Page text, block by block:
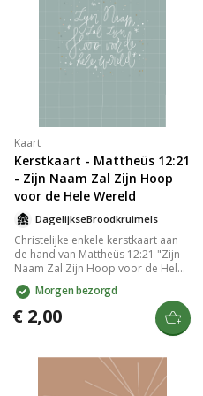
Kaart
Kerstkaart - Mattheüs 12:21
- Zijn Naam Zal Zijn Hoop
voor de Hele Wereld
DagelijkseBroodkruimels
Christelijke enkele kerstkaart aan
de hand van Mattheüs 12:21 "Zijn
Naam Zal Zijn Hoop voor de Hele
Wereld." gedrukt op duurzaam en
stevig 300 grams papier met een
matte look. Op de goed
beschrijfbare achterkant van de
kleine streepjescode. De
achterkant is verder volledig
Morgen bezorgd
€ 2,00